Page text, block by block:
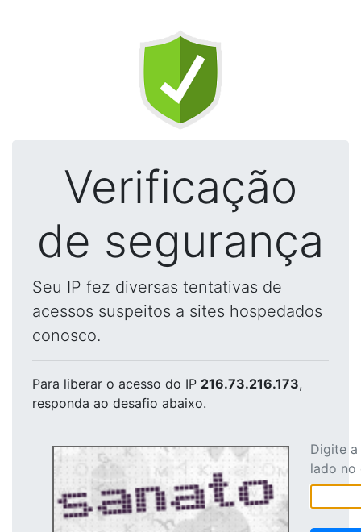
Verificação
de segurança
Seu IP fez diversas tentativas de
acessos suspeitos a sites hospedados
conosco.
Para liberar o acesso do IP 216.73.216.173,
responda ao desafio abaixo.
Digite
lado no